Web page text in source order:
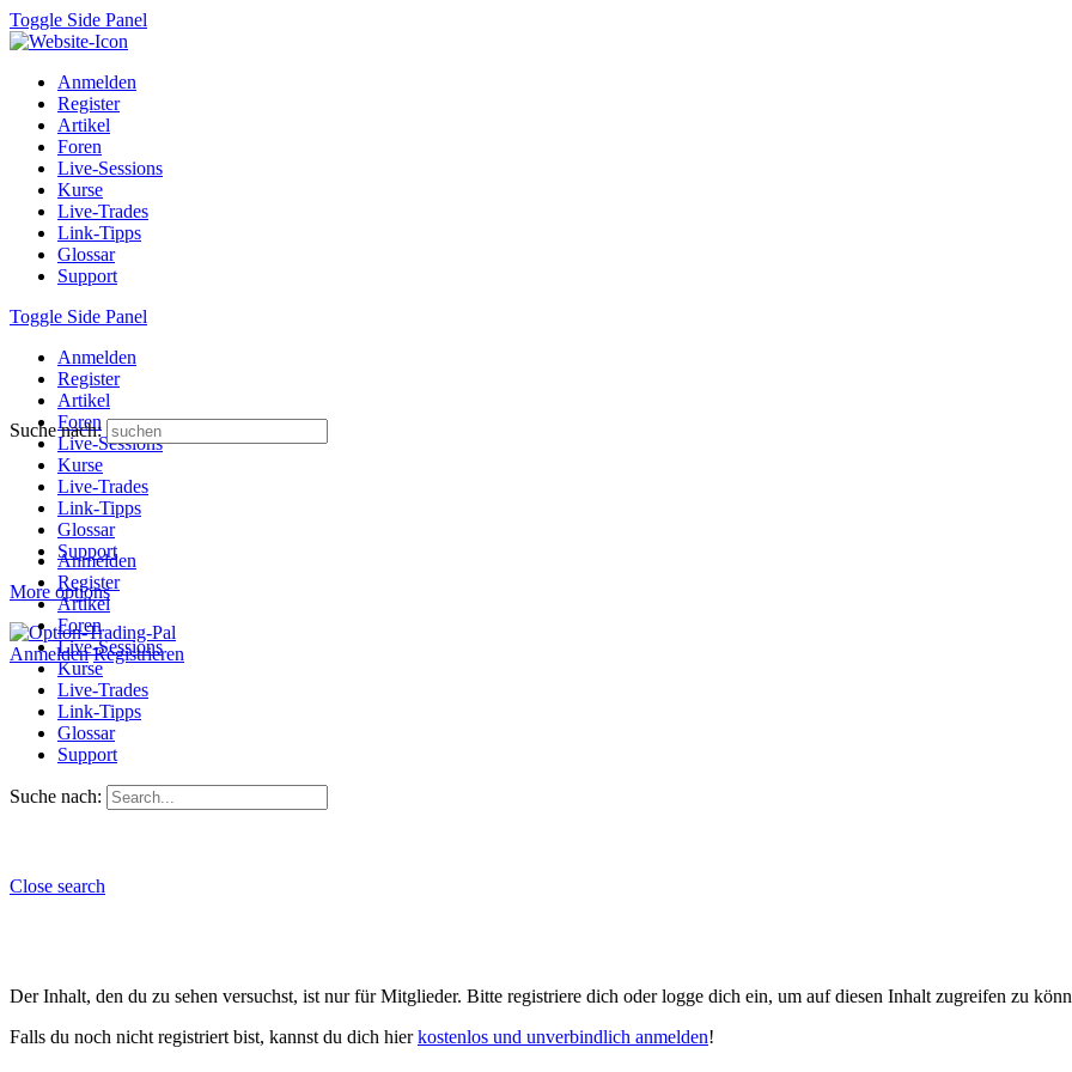
Toggle Side Panel
Anmelden
Register
Artikel
Foren
Live-Sessions
Kurse
Live-Trades
Link-Tipps
Glossar
Support
Toggle Side Panel
Anmelden
Register
Artikel
Foren
Live-Sessions
Kurse
Live-Trades
Link-Tipps
Glossar
Support
More options
Anmelden Registrieren
Suche nach:
Anmelden
Register
Artikel
Foren
Live-Sessions
Kurse
Live-Trades
Link-Tipps
Glossar
Support
Suche nach:
Close search
Der Inhalt, den du zu sehen versuchst, ist nur für Mitglieder. Bitte registriere dich oder logge dich ein, um auf diesen Inhalt zugreifen zu
Falls du noch nicht registriert bist, kannst du dich hierkostenlos und unverbindlich anmelden!